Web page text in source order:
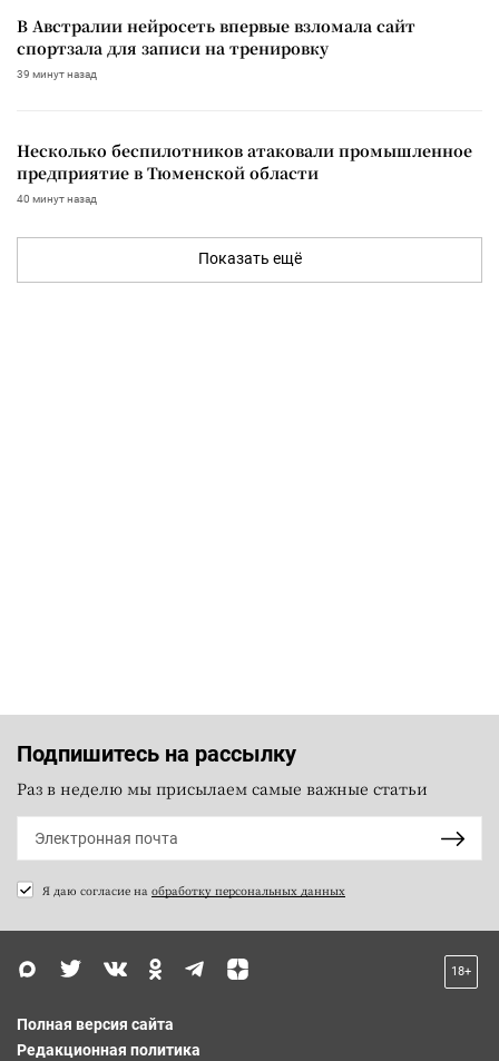
В Австралии нейросеть впервые взломала сайт
спортзала для записи на тренировку
39 минут назад
Несколько беспилотников атаковали промышленное
предприятие в Тюменской области
40 минут назад
Показать ещё
Подпишитесь на рассылку
Раз в неделю мы присылаем самые важные статьи
Я даю согласие на обработку персональных данных
18+
Полная версия сайта
Редакционная политика